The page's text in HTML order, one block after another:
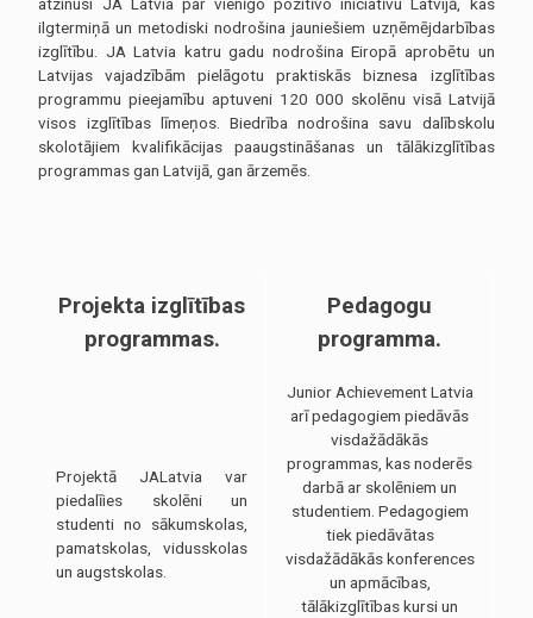
ilgtermiņā un metodiski nodrošina jauniešiem uzņēmējdarbības
izglītību. JA Latvia katru gadu nodrošina Eiropā aprobētu un
Latvijas vajadzībām pielāgotu praktiskās biznesa izglītības
programmu pieejamību aptuveni 120 000 skolēnu visā Latvijā
visos izglītības līmeņos. Biedrība nodrošina savu dalībskolu
skolotājiem kvalifikācijas paaugstināšanas un tālākizglītības
programmas gan Latvijā, gan ārzemēs.
Projekta izglītības
programmas.
Pedagogu
programma.
Projektā JALatvia var
piedalīies skolēni un
studenti no sākumskolas,
pamatskolas, vidusskolas
un augstskolas.
Junior Achievement Latvia
arī pedagogiem piedāvās
visdažādākās
programmas, kas noderēs
darbā ar skolēniem un
studentiem. Pedagogiem
tiek piedāvātas
visdažādākās konferences
un apmācības,
tālākizglītības kursi un
vietne tiek
izmantota.
Pieredze
Lai mūsu vietne
jūsu
apmeklējuma
funkcionalitātes
Mārketings
Daloties ar
savām
interesēm un
uzvedību, kad
apmeklējat
mūsu vietni,
jūs palielinat
iespēju redzēt
personalizētu
saturu un
piedāvājumus.